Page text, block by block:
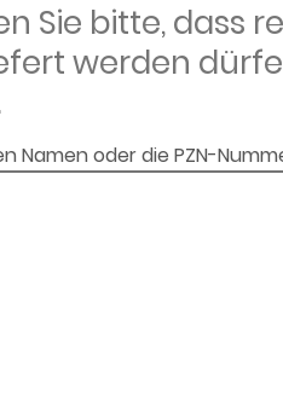
Sie bitte, dass
werden
Namen oder die PZN-